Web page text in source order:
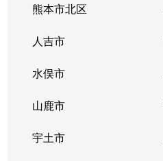
熊本市北区
人吉市
水俣市
山鹿市
宇土市